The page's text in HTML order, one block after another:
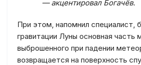
— акцентировал Богачёв.
При этом, напомнил специалист,
гравитации Луны основная часть
выброшенного при падении
возвращается на поверхность